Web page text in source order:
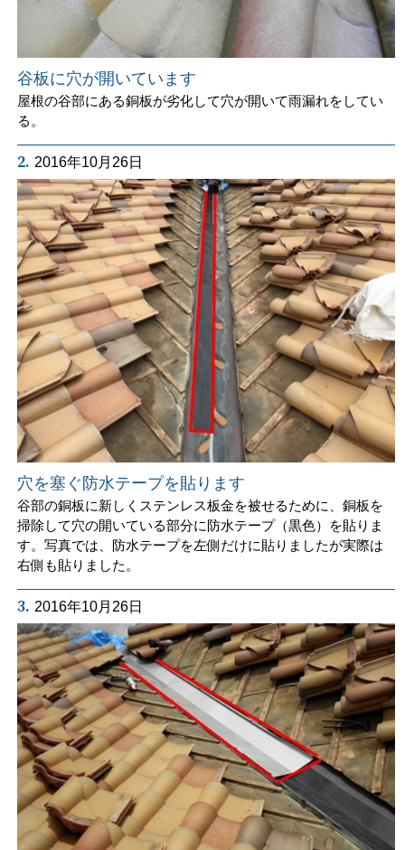
谷板に穴が開いています
屋根の谷部にある銅板が劣化して穴が開いて雨漏れをしてい
る。
2. 2016年10月26日
穴を塞ぐ防水テープを貼ります
谷部の銅板に新しくステンレス板金を被せるために、銅板を
掃除して穴の開いている部分に防水テープ（黒色）を貼りま
す。写真では、防水テープを左側だけに貼りましたが実際は
右側も貼りました。
3. 2016年10月26日